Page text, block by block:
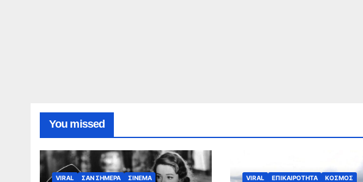
You missed
VIRAL ΣΑΝ ΣΗΜΕΡΑ ΣΙΝΕΜΑ VIRAL ΕΠΙΚΑΙΡΟΤΗΤΑ ΚΟΣΜΟΣ